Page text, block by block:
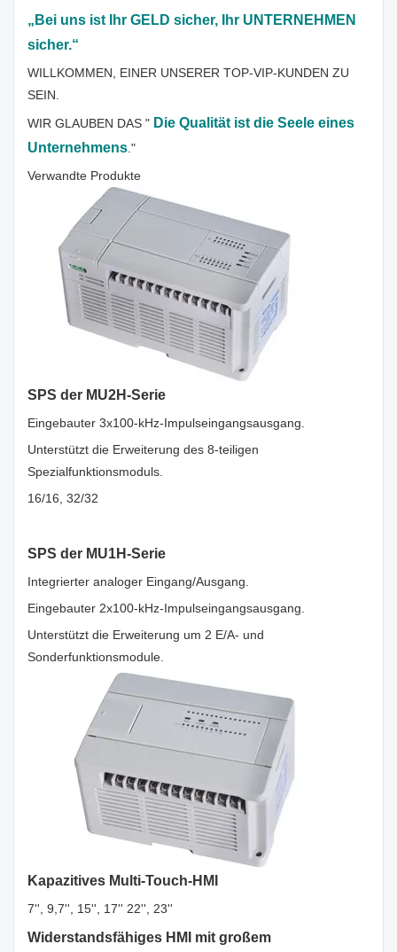
„Bei uns ist Ihr GELD sicher, Ihr UNTERNEHMEN
sicher.“
WILLKOMMEN, EINER UNSERER TOP-VIP-KUNDEN ZU
SEIN.
WIR GLAUBEN DAS " Die Qualität ist die Seele eines
Unternehmens ."
Verwandte Produkte
SPS der MU2H-Serie
Eingebauter 3x100-kHz-Impulseingangsausgang.
Unterstützt die Erweiterung des 8-teiligen
Spezialfunktionsmoduls.
16/16, 32/32
SPS der MU1H-Serie
Integrierter analoger Eingang/Ausgang.
Eingebauter 2x100-kHz-Impulseingangsausgang.
Unterstützt die Erweiterung um 2 E/A- und
Sonderfunktionsmodule.
Kapazitives Multi-Touch-HMI
7'', 9,7'', 15'', 17'' 22'', 23''
Widerstandsfähiges HMI mit großem